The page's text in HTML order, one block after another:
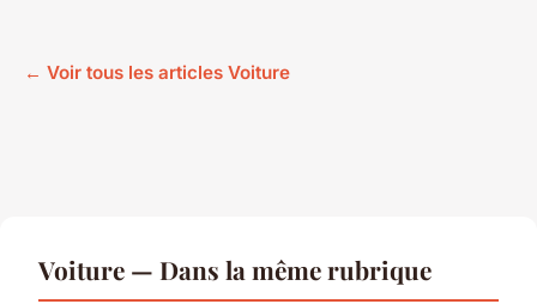
← Voir tous les articles Voiture
Voiture — Dans la même rubrique